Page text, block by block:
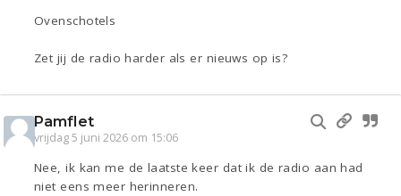
Ovenschotels
Zet jij de radio harder als er nieuws op is?
Pamflet
vrijdag 5 juni 2026 om 15:06
Nee, ik kan me de laatste keer dat ik de radio aan had
niet eens meer herinneren.